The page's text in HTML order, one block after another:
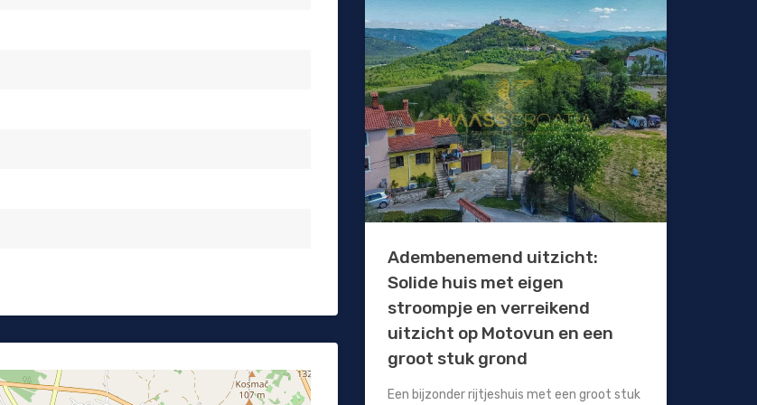
Adembenemend uitzicht:
Solide huis met eigen
stroompje en verreikend
uitzicht op Motovun en een
groot stuk grond
Een bijzonder rijtjeshuis met een groot stuk